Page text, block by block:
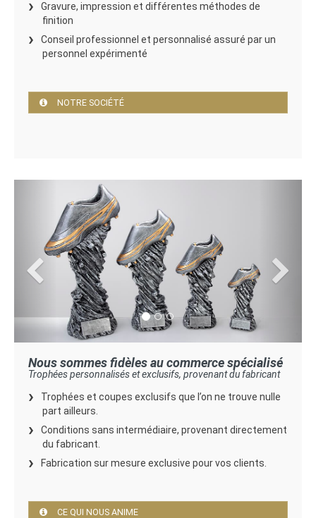
Gravure, impression et différentes méthodes de
finition
Conseil professionnel et personnalisé assuré par un
personnel expérimenté
NOTRE SOCIÉTÉ
Nous sommes fidèles au commerce spécialisé
Trophées personnalisés et exclusifs, provenant du fabricant
Trophées et coupes exclusifs que l’on ne trouve nulle
part ailleurs.
Conditions sans intermédiaire, provenant directement
du fabricant.
Fabrication sur mesure exclusive pour vos clients.
CE QUI NOUS ANIME